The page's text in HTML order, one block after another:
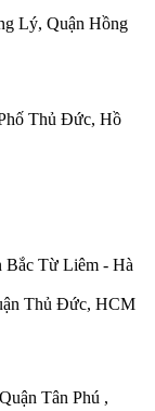
Lý, Quận Hồng
Thủ Đức, Hồ
Từ Liêm - Hà
Thủ Đức, HCM
Tân Phú ,